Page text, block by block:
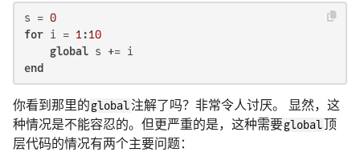
s = 0
for i = 1 :10
global
end
你看到那里的global注解了吗？非常令人讨厌。 显然，这
种情况是不能容忍的。但更严重的是，这种需要global 顶
层代码的情况有两个主要问题：